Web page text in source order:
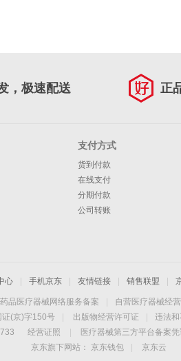
，极速配送 正
支付方式
货到付款
在线支付
分期付款
公司转账
心 手机京东 友情链接 销售联盟
药品医疗器械网络服务备案 自营医疗器械经
(京)字150号
出版物经营许可证
违法
经营证照 医疗器械第三方平台备案
京东旗下网站：
京东钱包
京东云